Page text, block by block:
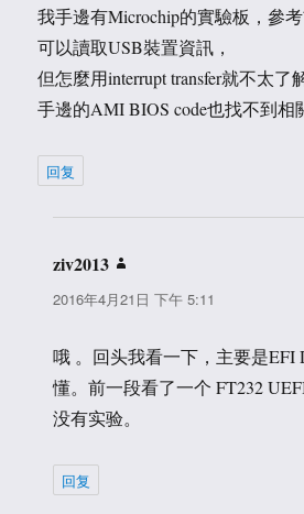
我手邊有Microchip的實驗板，參考
可以讀取USB裝置資訊，
但怎麼用interrupt transfer就不太了
手邊的AMI BIOS code也找不到
回复
ziv2013
道：
2016年4月21日 下午 5:11
哦 。回头我看一下，主要是EFI
懂。前一段看了一个 FT232
没有实验。
回复